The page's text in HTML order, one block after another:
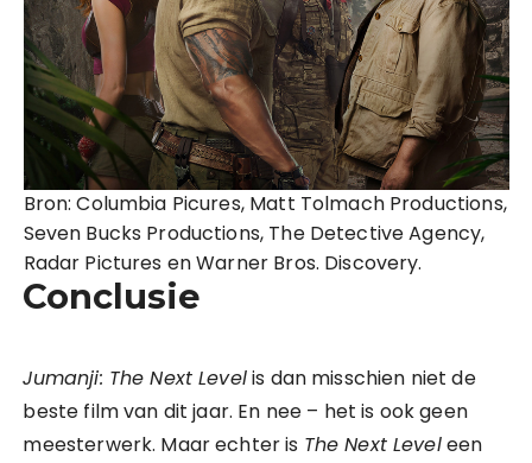
Bron: Columbia Picures, Matt Tolmach Productions,
Seven Bucks Productions, The Detective Agency,
Radar Pictures en Warner Bros. Discovery.
Conclusie
Jumanji: The Next Levelis dan misschien niet de
beste film van dit jaar. En nee – het is ook geen
meesterwerk. Maar echter is The Next Leveleen